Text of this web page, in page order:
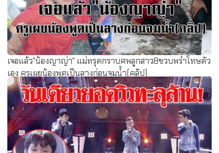
เจอแล้ว"น้องญาญ่า" แม่ทรุดกราบศพลูกสาว8ขวบพร่ำโทษตัว
เอง ครูเผยน้องพูดเป็นลางก่อนจมน้ำ(คลิป)